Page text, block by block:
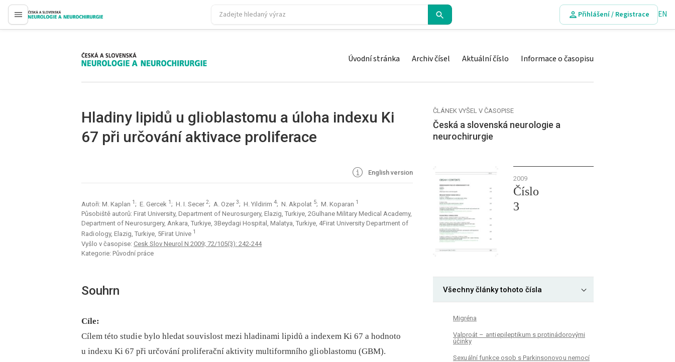
proLékaře.cz
Přihlášení / Registrace EN
proLékaře.cz Úvodní stránka Archiv čísel Aktuální číslo Informace o časopisu
Hladiny lipidů u gli oblastomu a úloha indexu Ki
67 při určování aktivace proliferace
English version
Autoři: M. Kaplan 1 ; E. Gercek 1 ; H. I. Secer 2; A. Ozer 3; H. Yildirim 4; N. Akpolat 5; M. Koparan 1
Působiště autorů: Firat University, Department of Ne urosurgery, Elazig, Turkiye, 2Gulhane Military Medical Academy,
Department of Ne urosurgery, Ankara, Turkiye, 3Beydagi Hospital, Malatya, Turkiye, 4Firat University Department of
Radi ology, Elazig, Turkiye, 5Firat Unive 1
Vyšlo v časopise: Cesk Slov Neurol N 2009; 72/105(3): 242-244
Kategorie: Původní práce
Souhrn
Cíle:
Cílem této studi e bylo hledat so uvislost mezi hladinami lipidů a indexem Ki 67 a hodnoto
u indexu Ki 67 při určování proliferační aktivity multiformního gli oblastomu (GBM).
ČLÁNEK VYŠEL V ČASOPISE
Česká a slovenská neurologie a
neurochirurgie
2009
Číslo
3
Všechny články tohoto čísla
Migréna
Valproát – anti epileptikum s protinádorovými
účinky
Sexu ální funkce osob s Parkinsonovo u nemocí